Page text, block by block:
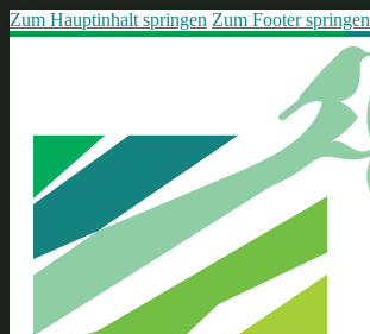
Zum Hauptinhalt springen Zum Footer springen